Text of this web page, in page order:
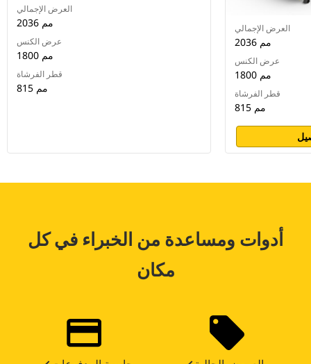
العرض الإجمالي
2036 مم
عرض الكنس
1800 مم
قطر الفرشاة
815 مم
العرض الإجمالي
2036 مم
عرض الكنس
1800 مم
قطر الفرشاة
815 مم
أدوات ومساعدة من الخبراء في كل
مكان